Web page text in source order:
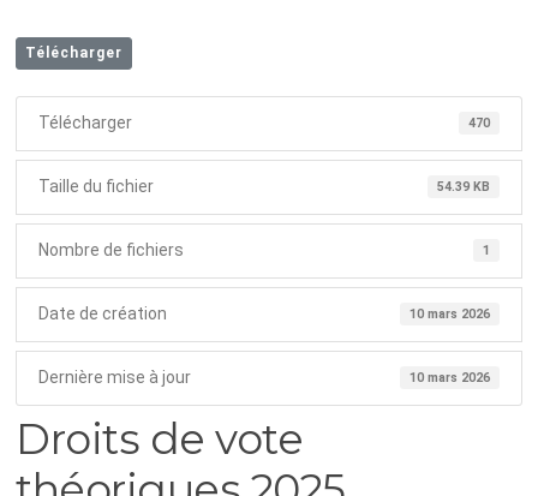
Télécharger
Télécharger 470
Taille du fichier 54.39 KB
Nombre de fichiers 1
Date de création 10 mars 2026
Dernière mise à jour 10 mars 2026
Droits de vote